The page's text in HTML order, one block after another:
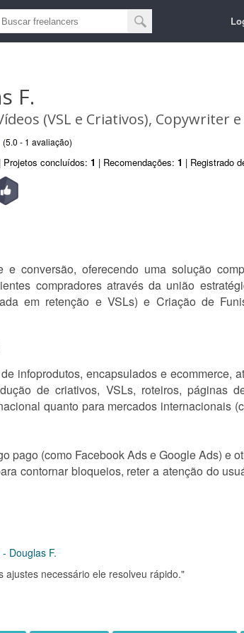
F.
(VSL e Criativos), Copywriter
(5.0 - 1 avaliação)
| Projetos concluídos: 1 | Recomendações: 1 | Registrado
e conversão, oferecendo uma solução
compradores através da união
em retenção e VSLs) e Criação de
infoprodutos, encapsulados e ecommerce,
de criativos, VSLs, roteiros, páginas
quanto para mercados internacionais
pago (como Facebook Ads e Google Ads) e
contornar bloqueios, reter a atenção do
Douglas F.
necessário ele resolveu rápido."